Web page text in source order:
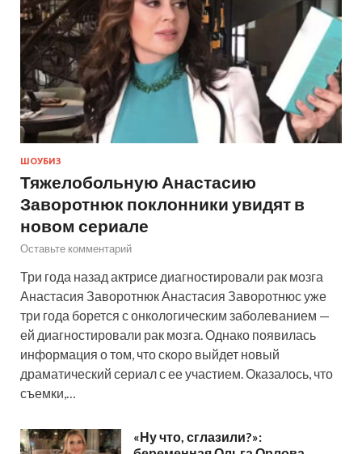
ШОУБИЗ
Тяжелобольную Анастасию
Заворотнюк поклонники увидят в
новом сериале
Оставьте комментарий
Три года назад актрисе диагностировали рак мозга
Анастасия Заворотнюк Анастасия Заворотнюс уже
три года борется с онкологическим заболеванием —
ей диагностировали рак мозга. Однако появилась
информация о том, что скоро выйдет новый
драматический сериал с ее участием. Оказалось, что
съемки,…
«Ну что, сглазили?»: